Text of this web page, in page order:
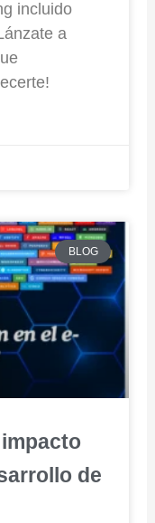
incluido
a
BLOG
de